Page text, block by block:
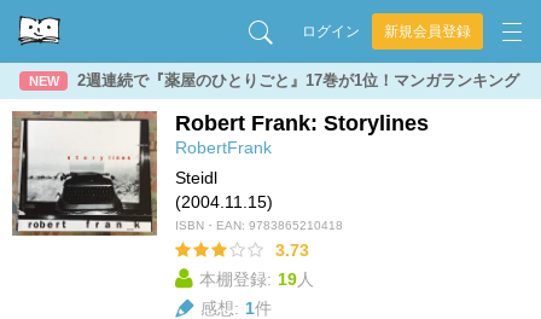
ログイン 新規会員登録
NEW 2週連続で『薬屋のひとりごと』17巻が1位！マンガランキング
Robert Frank: Storylines
RobertFrank
Steidl
(2004.11.15)
ISBN・EAN: 9783865210418
3.73
本棚登録: 19人
感想: 1件